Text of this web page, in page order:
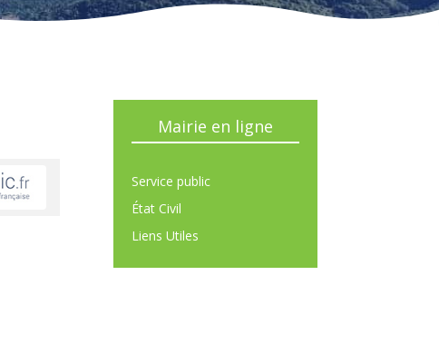
Mairie en ligne
Service public
État Civil
Liens Utiles